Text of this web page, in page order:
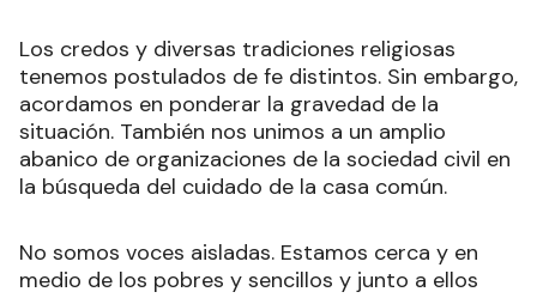
Los credos y diversas tradiciones religiosas
tenemos postulados de fe distintos. Sin embargo,
acordamos en ponderar la gravedad de la
situación. También nos unimos a un amplio
abanico de organizaciones de la sociedad civil en
la búsqueda del cuidado de la casa común.
No somos voces aisladas. Estamos cerca y en
medio de los pobres y sencillos y junto a ellos